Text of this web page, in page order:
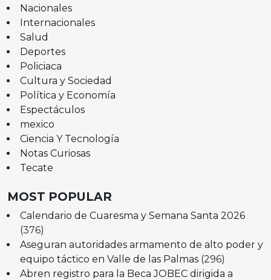
Nacionales
Internacionales
Salud
Deportes
Policiaca
Cultura y Sociedad
Política y Economía
Espectáculos
mexico
Ciencia Y Tecnología
Notas Curiosas
Tecate
MOST POPULAR
Calendario de Cuaresma y Semana Santa 2026
(376)
Aseguran autoridades armamento de alto poder y
equipo táctico en Valle de las Palmas (296)
Abren registro para la Beca JOBEC dirigida a